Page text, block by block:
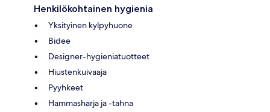
Henkilökohtainen hygienia
Yksityinen kylpyhuone
Bidee
Designer-hygieniatuotteet
Hiustenkuivaaja
Pyyhkeet
Hammasharja ja -tahna